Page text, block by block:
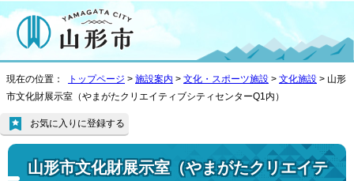
現在の位置： トップページ > 施設案内 > 文化・スポーツ施設 > 文化施設 > 山形
市文化財展示室（やまがたクリエイティブシティセンターQ1内）
山形市文化財展示室（やまがたクリエイテ
お気に入りに登録する